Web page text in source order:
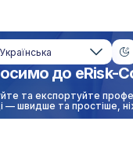
до eRisk-
та експортуйте
— швидше та простіше,
Українська